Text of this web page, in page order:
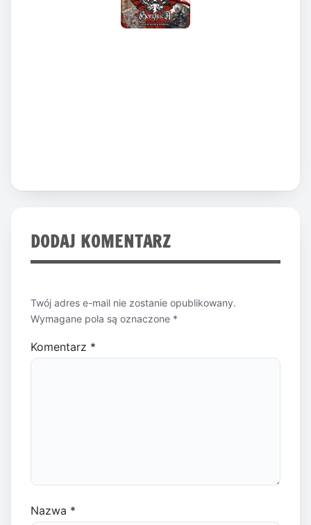
DODAJ KOMENTARZ
Twój adres e-mail nie zostanie opublikowany.
Wymagane pola są oznaczone *
Komentarz *
Nazwa *